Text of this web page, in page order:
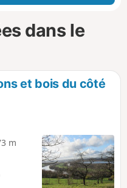
dans le
et bois du côté
m